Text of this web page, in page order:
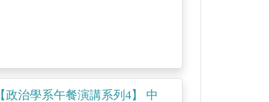
【政治學系午餐演講系列4】 中